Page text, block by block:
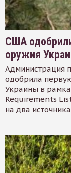
США
оружия
Администрация
одобрила
Украины в
Requirements
на два